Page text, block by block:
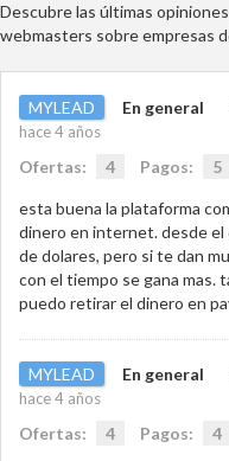
Descubre las últimas
webmasters sobre empresas
MYLEAD En general
hace 4 años
Ofertas: 4 Pagos: 5
esta buena la plataforma
dinero en internet. desde el
de dolares, pero si te dan
con el tiempo se gana mas.
puedo retirar el dinero en
MYLEAD En general
hace 4 años
Ofertas: 4 Pagos: 4